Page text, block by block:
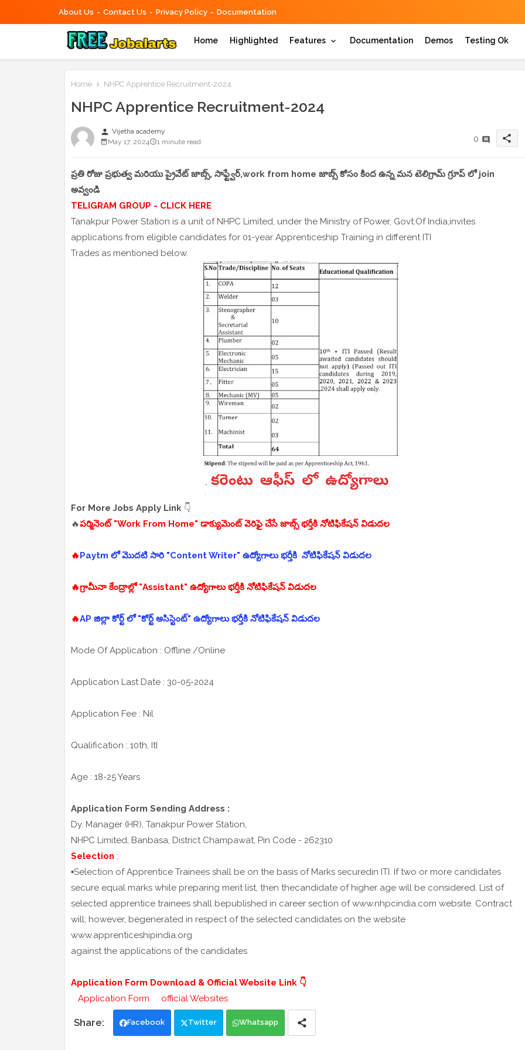
About Us Contact Us Privacy Policy Documentation
Home Highlighted Features Documentation Demos Testing Ok
Home NHPC Apprentice Recruitment-2024
NHPC Apprentice Recruitment-2024
person Vijetha academy
May 17, 2024
1 minute read 0 share
ప్రతి రోజు ప్రభుత్వ మరియు ప్రైవేట్ జాబ్స్, సాఫ్ట్వేర్,work from home జాబ్స్ కోసం కింద ఉన్న మన టెలిగ్రామ్ గ్రూప్ లో join
అవ్వండి
TELIGRAM GROUP - CLICK HERE
Tanakpur Power Station is a unit of NHPC Limited, under the Ministry of Power, Govt.Of India,invites
applications from eligible candidates for 01-year Apprenticeship Training in different ITI
Trades as mentioned below.
For More Jobs Apply Link 👇
🔥పర్మినెంట్ "Work From Home" డాక్యుమెంట్ వెరిఫై చేసే జాబ్స్ భర్తీకి నోటిఫికేషన్ విడుదల
🔥Paytm లో మొదటి సారి "Content Writer" ఉద్యోగాలు భర్తీకి నోటిఫికేషన్ విడుదల
🔥గ్రామీనా కేంద్రాల్లో "Assistant" ఉద్యోగాలు భర్తీకి నోటిఫికేషన్ విడుదల
🔥AP జిల్లా కోర్ట్ లో "కోర్ట్ అసిస్టెంట్" ఉద్యోగాలు భర్తీకి నోటిఫికేషన్ విడుదల
Mode Of Application : Offline /Online
Application Last Date : 30-05-2024
Application Fee : Nil
Qualification : 10th, ItI
Age : 18-25 Years
Application Form Sending Address :
Dy. Manager (HR), Tanakpur Power Station,
NHPC Limited, Banbasa, District Champawat, Pin Code - 262310
Selection :
▪️Selection of Apprentice Trainees shall be on the basis of Marks securedin ITI. If two or more candidates
secure equal marks while preparing merit list, then thecandidate of higher age will be considered. List of
selected apprentice trainees shall bepublished in career section of www.nhpcindia.com website. Contract
will; however, begenerated in respect of the selected candidates on the website
www.apprenticeshipindia.org
against the applications of the candidates
Application Form Download & Official Website Link 👇
Application Form
official Websites
Facebook Twitter Whatsapp